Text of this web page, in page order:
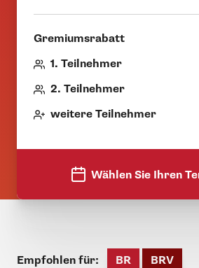
Gremiumsrabatt
1. Teilnehmer
2. Teilnehmer
weitere Teilnehmer
Wählen Sie Ihren
Empfohlen für: BR
BRV